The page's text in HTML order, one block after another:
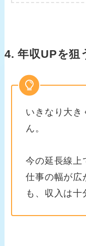
4. 年収UPを狙
いきなり大き
ん。
今の延長線上
仕事の幅が広
も、収入は十